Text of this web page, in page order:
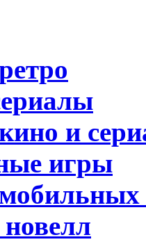
и
игры